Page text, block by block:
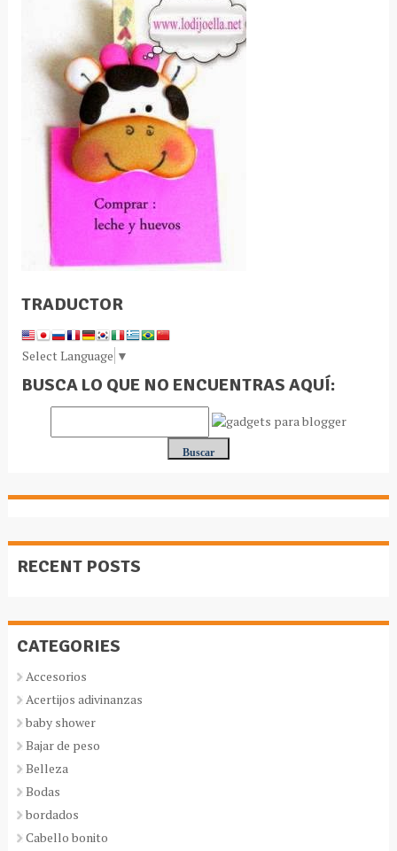
TRADUCTOR
Select Language ▼
BUSCA LO QUE NO ENCUENTRAS AQUÍ:
RECENT POSTS
CATEGORIES
Accesorios
Acertijos adivinanzas
baby shower
Bajar de peso
Belleza
Bodas
bordados
Cabello bonito